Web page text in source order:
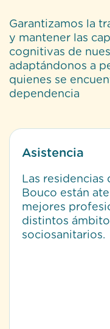
Garantizamos la
y mantener las
cognitivas de
adaptándonos a
quienes se
dependencia
Asistencia
Las residencias
Bouco están
mejores
distintos
sociosanitarios.